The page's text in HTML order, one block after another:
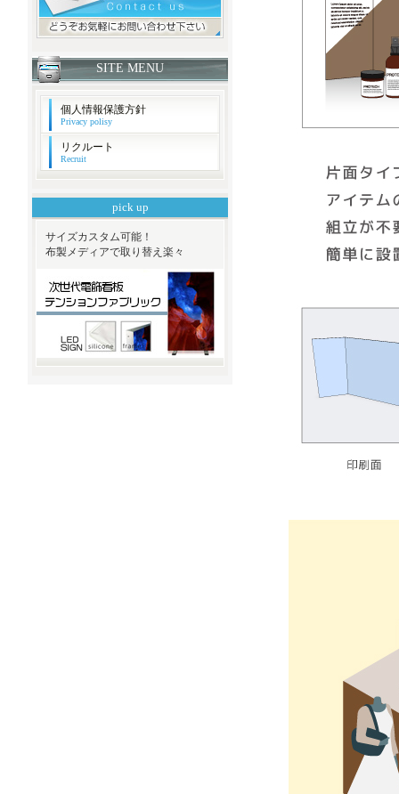
SITE MENU
個人情報保護方針
Privacy polisy
リクルート
Recruit
pick up
サイズカスタム可能！
布製メディアで取り替え楽々